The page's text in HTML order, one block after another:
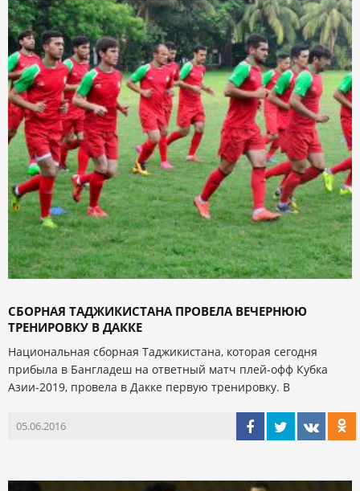
СБОРНАЯ ТАДЖИКИСТАНА ПРОВЕЛА ВЕЧЕРНЮЮ
ТРЕНИРОВКУ В ДАККЕ
Национальная сборная Таджикистана, которая сегодня
прибыла в Бангладеш на ответный матч плей-офф Кубка
Азии-2019, провела в Дакке первую тренировку. В
05.06.2016